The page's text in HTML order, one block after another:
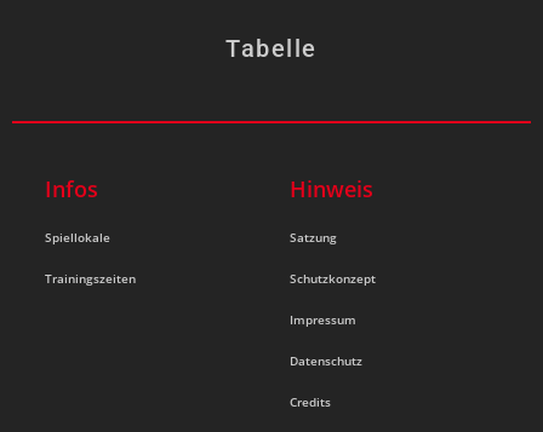
Tabelle
Infos
Spiellokale
Trainingszeiten
Hinweis
Satzung
Schutzkonzept
Impressum
Datenschutz
Credits